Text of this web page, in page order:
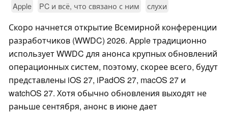
Apple PC и всё, что связано с ним слухи
Скоро начнется открытие Всемирной конференции
разработчиков (WWDC) 2026. Apple традиционно
использует WWDC для анонса крупных обновлений
операционных систем, поэтому, скорее всего, будут
представлены iOS 27, iPadOS 27, macOS 27 и
watchOS 27. Хотя обычно обновления выходят не
раньше сентября, анонс в июне дает